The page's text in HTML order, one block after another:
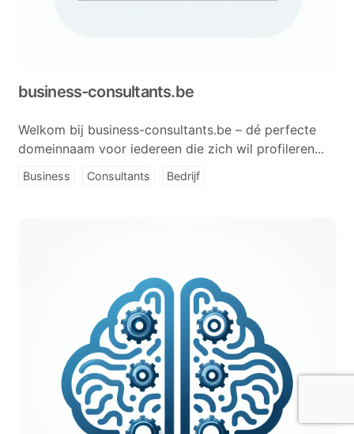
business-consultants.be
Welkom bij business-consultants.be – dé perfecte
domeinnaam voor iedereen die zich wil profileren...
Business Consultants Bedrijf